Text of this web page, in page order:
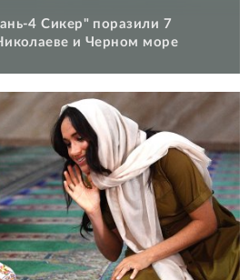
4 Сикер" поразили 7
и Черном море